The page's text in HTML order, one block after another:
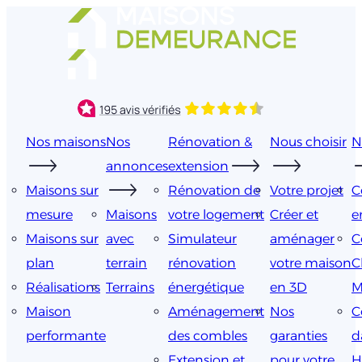
Nos maisons
Maisons sur
mesure
Maisons sur
plan
Réalisations
Maison
performante
Nos
annonces
Maisons
avec
terrain
Terrains
Rénovation &
extension
Rénovation de
votre logement
Simulateur
rénovation
énergétique
Aménagement
des combles
Nous choisir
Votre projet
Créer et
aménager
votre maison
en 3D
Nos
garanties